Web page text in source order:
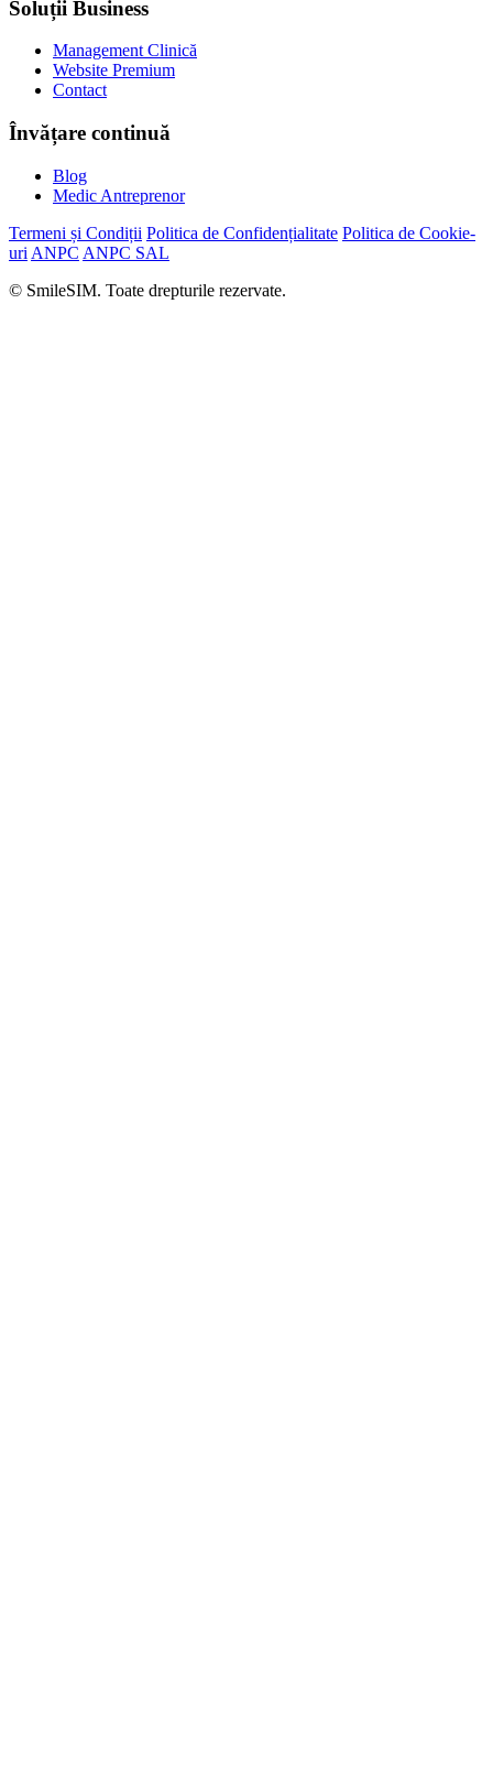
Soluții Business
Management Clinică
Website Premium
Contact
Învățare continuă
Blog
Medic Antreprenor
Termeni și Condiții Politica de Confidențialitate Politica de Cookie-
uri ANPC ANPC SAL
© SmileSIM. Toate drepturile rezervate.